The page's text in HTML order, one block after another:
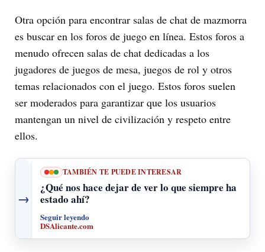
Otra opción para encontrar salas de chat de mazmorra
es buscar en los foros de juego en línea. Estos foros a
menudo ofrecen salas de chat dedicadas a los
jugadores de juegos de mesa, juegos de rol y otros
temas relacionados con el juego. Estos foros suelen
ser moderados para garantizar que los usuarios
mantengan un nivel de civilización y respeto entre
ellos.
→
TAMBIÉN TE PUEDE INTERESAR
¿Qué nos hace dejar de ver lo que siempre ha
estado ahí?
Seguir leyendo
DSAlicante.com